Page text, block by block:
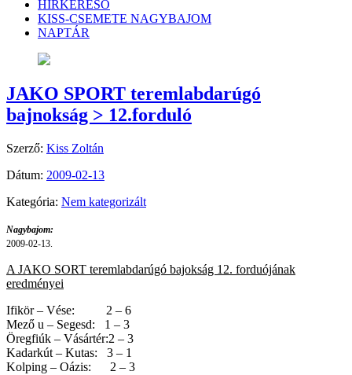
HÍRKERESŐ
KISS-CSEMETE NAGYBAJOM
NAPTÁR
JAKO SPORT teremlabdarúgó
bajnokság > 12.forduló
Szerző: Kiss Zoltán
Dátum: 2009-02-13
Kategória: Nem kategorizált
Nagybajom:
2009-02-13.
A JAKO SORT teremlabdarúgó bajokság 12. forduójának
eredményei
Ifikör – Vése:
2 – 6
Mező u – Segesd:
1 – 3
Öregfiúk – Vásártér:2 – 3
Kadarkút – Kutas:
3 – 1
Kolping – Oázis:
2 – 3